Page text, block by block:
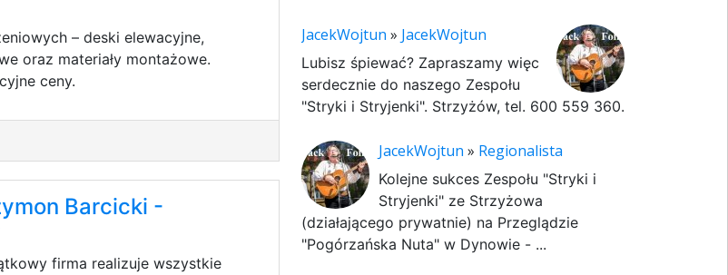
– deski elewacyjne,
oraz materiały montażowe.
ceny.
Barcicki -
firma realizuje wszystkie
JacekWojtun » JacekWojtun
Lubisz śpiewać? Zapraszamy więc
serdecznie do naszego Zespołu
"Stryki i Stryjenki". Strzyżów, tel. 600 559 360.
JacekWojtun » Regionalista
Kolejne sukces Zespołu "Stryki i
Stryjenki" ze Strzyżowa
(działającego prywatnie) na Przeglądzie
"Pogórzańska Nuta" w Dynowie - ...